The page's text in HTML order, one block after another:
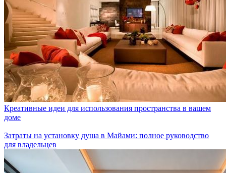
Креативные идеи для использования пространства в вашем
доме
Затраты на установку душа в Майами: полное руководство
для владельцев